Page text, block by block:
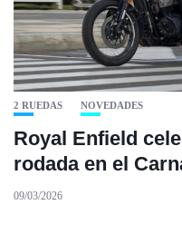
2 RUEDAS NOVEDADES
Royal Enfield
rodada en el
09/03/2026